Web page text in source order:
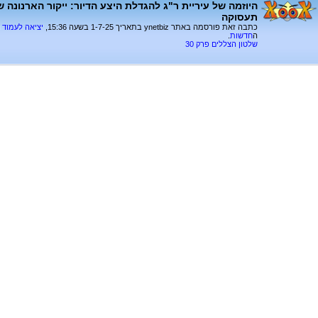
היוזמה של עיריית ר"ג להגדלת היצע הדיור: ייקור
תעסוקה
כתבה זאת פורסמה באתר ynetbiz בתאריך 1-7-25 בשעה 15:36, יציאה
החדשות
שלטון הצללים פרק 30